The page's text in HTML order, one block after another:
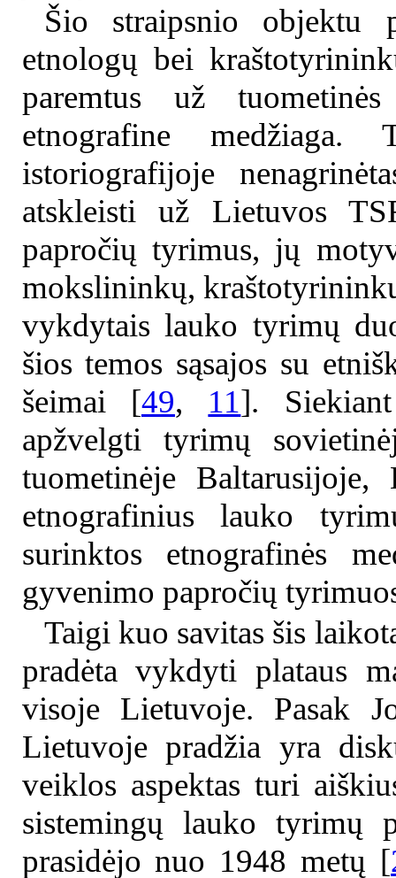
Šio straipsnio objektu
etnologų bei
paremtus už
etnografine
istoriografijoje
atskleisti už Lietuvos
papročių tyrimus, jų
mokslininkų,
vykdytais lauko tyrimų
šios temos sąsajos su
šeimai [49, 11].
apžvelgti tyrimų
tuometinėje
etnografinius lauko
surinktos etnografinės
gyvenimo papročių
Taigi kuo savitas šis
pradėta vykdyti plataus
visoje Lietuvoje. Pasak
Lietuvoje pradžia yra
veiklos aspektas turi
sistemingų lauko tyrimų
prasidėjo nuo 1948 metų [